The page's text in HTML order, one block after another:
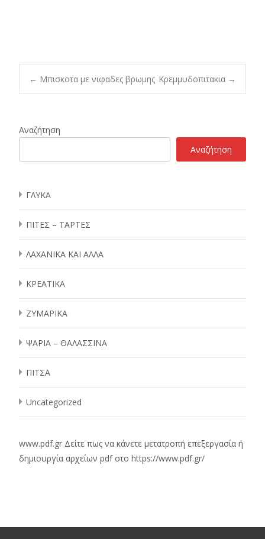
Post
navigation
← Μπισκοτα με νιφαδες βρωμης Κρεμμυδοπιτακια →
Αναζήτηση
Αναζήτηση
ΓΛΥΚΑ
ΠΙΤΕΣ – ΤΑΡΤΕΣ
ΛΑΧΑΝΙΚΑ ΚΑΙ ΑΛΛΑ
ΚΡΕΑΤΙΚΑ
ΖΥΜΑΡΙΚΑ
ΨΑΡΙΑ – ΘΑΛΑΣΣΙΝΑ
ΠΙΤΣΑ
Uncategorized
www.pdf.gr Δείτε πως να κάνετε μετατροπή επεξεργασία ή
δημιουργία αρχείων pdf στο https://www.pdf.gr/